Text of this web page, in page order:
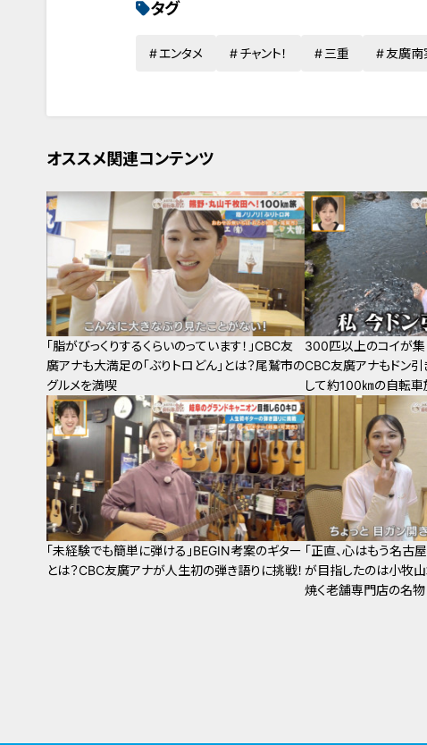
タグ
エンタメ チャント！ 三重 友廣南
オススメ関連コンテンツ
「脂がびっくりするくらいのっています！」CBC友
廣アナも大満足の「ぶりトロどん」とは？尾鷲市の
グルメを満喫
300匹以上のコイが集
CBC友廣アナもドン引
して約100㎞の自転車
「未経験でも簡単に弾ける」BEGIN考案のギター
とは？CBC友廣アナが人生初の弾き語りに挑戦！
「正直、心はもう名古
が目指したのは小牧
焼く老舗専門店の名